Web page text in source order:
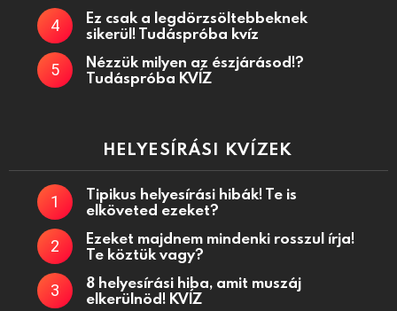
Ez csak a legdörzsöltebbeknek
sikerül! Tudáspróba kvíz
Nézzük milyen az észjárásod!?
Tudáspróba KVÍZ
HELYESÍRÁSI KVÍZEK
Tipikus helyesírási hibák! Te is
elköveted ezeket?
Ezeket majdnem mindenki rosszul írja!
Te köztük vagy?
8 helyesírási hiba, amit muszáj
elkerülnöd! KVÍZ